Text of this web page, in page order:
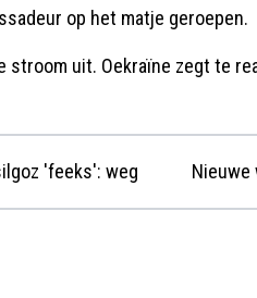
op het matje geroepen.
stroom uit. Oekraïne zegt te
'feeks': weg